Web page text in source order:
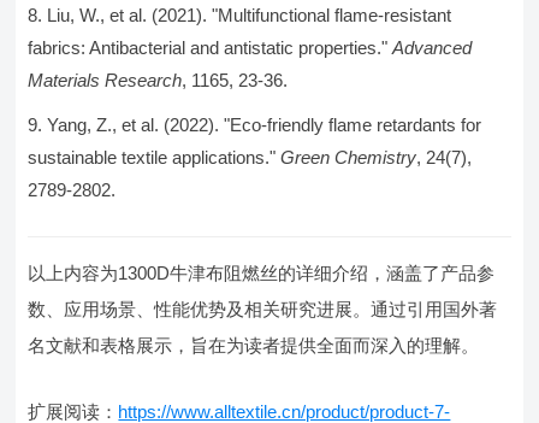
Liu, W., et al. (2021). "Multifunctional flame-resistant
fabrics: Antibacterial and antistatic properties."Advanced
Materials Research, 1165, 23-36.
Yang, Z., et al. (2022). "Eco-friendly flame retardants for
sustainable textile applications."Green Chemistry, 24(7),
2789-2802.
以上内容为1300D牛津布阻燃丝的详细介绍，涵盖了产品参
数、应用场景、性能优势及相关研究进展。通过引用国外著
名文献和表格展示，旨在为读者提供全面而深入的理解。
扩展阅读： https://www.alltextile.cn/product/product-7-